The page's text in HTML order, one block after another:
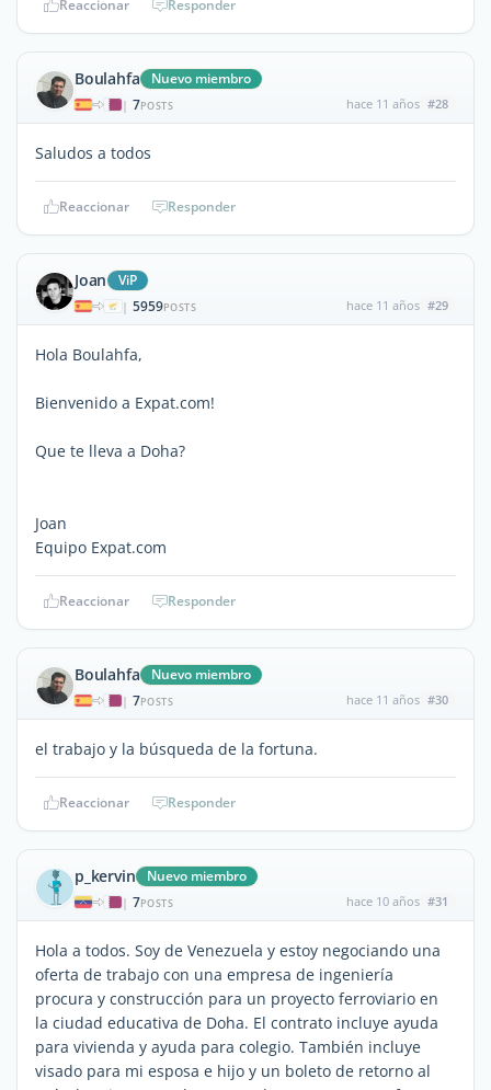
Reaccionar Responder
Boulahfa Nuevo miembro
| 7POSTS hace 11 años #28
Saludos a todos
Reaccionar Responder
Joan ViP
| 5959POSTS hace 11 años #29
Hola Boulahfa,
Bienvenido a Expat.com!
Que te lleva a Doha?
Joan
Equipo Expat.com
Reaccionar Responder
Boulahfa Nuevo miembro
| 7POSTS hace 11 años #30
el trabajo y la búsqueda de la fortuna.
Reaccionar Responder
p_kervin Nuevo miembro
| 7POSTS hace 10 años #31
Hola a todos. Soy de Venezuela y estoy negociando una
oferta de trabajo con una empresa de ingeniería
procura y construcción para un proyecto ferroviario en
la ciudad educativa de Doha. El contrato incluye ayuda
para vivienda y ayuda para colegio. También incluye
visado para mi esposa e hijo y un boleto de retorno al